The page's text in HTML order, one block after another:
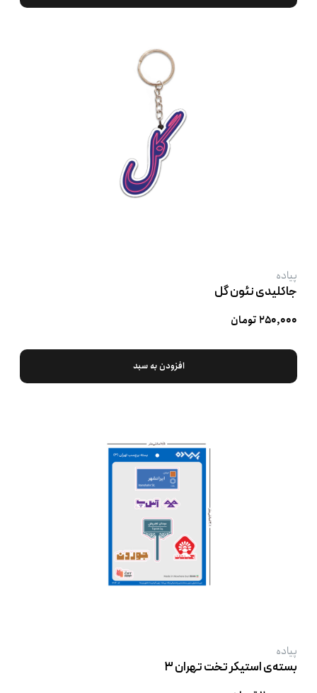
پیاده
جاکلیدی نئون گل
۲۵۰,۰۰۰ تومان
افزودن به سبد
پیاده
بسته‌ی استیکر تخت تهران ۳